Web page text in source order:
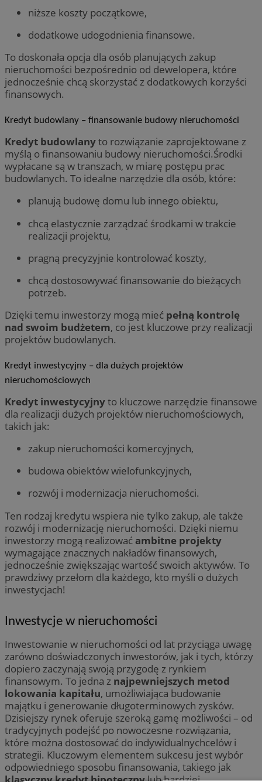
niższe koszty początkowe,
dodatkowe udogodnienia finansowe.
To doskonała opcja dla osób planujących zakup
nieruchomości bezpośrednio od dewelopera, które
jednocześnie chcą skorzystać z dodatkowych korzyści
finansowych.
Kredyt budowlany – finansowanie budowy nieruchomości
Kredyt budowlanyto rozwiązanie zaprojektowane z
myślą o finansowaniu budowy nieruchomości.Środki
wypłacane są w transzach, w miarę postępu prac
budowlanych. To idealne narzędzie dla osób, które:
planują budowę domu lub innego obiektu,
chcą elastycznie zarządzać środkami w trakcie
realizacji projektu,
pragną precyzyjnie kontrolować koszty,
chcą dostosowywać finansowanie do bieżących
potrzeb.
Dzięki temu inwestorzy mogą mieć pełną kontrolę
nad swoim budżetem, co jest kluczowe przy realizacji
projektów budowlanych.
Kredyt inwestycyjny – dla dużych projektów
nieruchomościowych
Kredyt inwestycyjnyto kluczowe narzędzie finansowe
dla realizacji dużych projektów nieruchomościowych,
takich jak:
zakup nieruchomości komercyjnych,
budowa obiektów wielofunkcyjnych,
rozwój i modernizacja nieruchomości.
Ten rodzaj kredytu wspiera nie tylko zakup, ale także
rozwój i modernizację nieruchomości. Dzięki niemu
inwestorzy mogą realizować ambitne projekty
wymagające znacznych nakładów finansowych,
jednocześnie zwiększając wartość swoich aktywów. To
prawdziwy przełom dla każdego, kto myśli o dużych
inwestycjach!
Inwestycje w nieruchomości
Inwestowanie w nieruchomości od lat przyciąga uwagę
zarówno doświadczonych inwestorów, jak i tych, którzy
dopiero zaczynają swoją przygodę z rynkiem
finansowym. To jedna z najpewniejszych metod
lokowania kapitału, umożliwiająca budowanie
majątku i generowanie długoterminowych zysków.
Dzisiejszy rynek oferuje szeroką gamę możliwości – od
tradycyjnych podejść po nowoczesne rozwiązania,
które można dostosować do indywidualnychcelów i
strategii. Kluczowym elementem sukcesu jest wybór
odpowiedniego sposobu finansowania, takiego jak
klasyczny kredyt hipotecznylub bardziej